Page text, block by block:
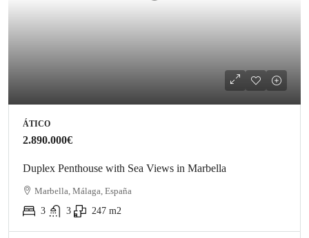
ÁTICO
2.890.000€
Duplex Penthouse with Sea Views in Marbella
Marbella, Málaga, España
3
3 247 m2